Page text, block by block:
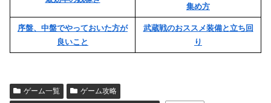
集め方
序盤、中盤でやっておいた方が
良いこと
武蔵戦のおススメ装備と立ち回
り
ゲーム一覧
ゲーム攻略